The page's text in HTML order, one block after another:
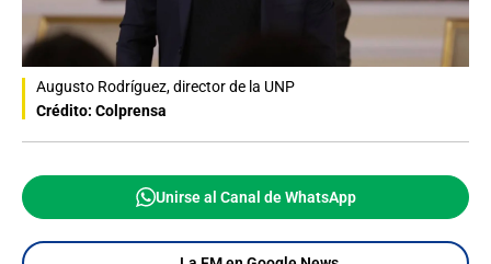
Augusto Rodríguez, director de la UNP
Crédito: Colprensa
Unirse al Canal de WhatsApp